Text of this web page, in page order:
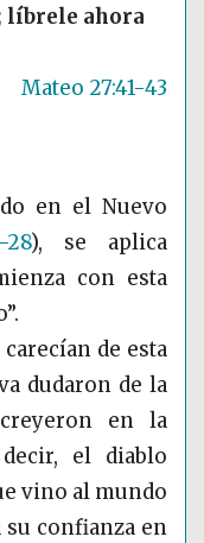
líbrele ahora
Mateo 27:41-43
en el Nuevo
), se aplica
con esta
de esta
dudaron de la
en la
el diablo
vino al mundo
confianza en